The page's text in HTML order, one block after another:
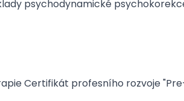
psychodynamické
Certifikát profesního rozvoje